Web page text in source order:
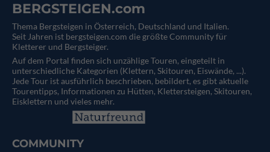
BERGSTEIGEN.com
Thema Bergsteigen in Österreich, Deutschland und Italien.
Seit Jahren ist bergsteigen.com die größte Community für
Kletterer und Bergsteiger.
Auf dem Portal finden sich unzählige Touren, eingeteilt in
unterschiedliche Kategorien (Klettern, Skitouren, Eiswände, ...).
Jede Tour ist ausführlich beschrieben, bebildert, es gibt aktuelle
Tourentipps, Informationen zu Hütten, Klettersteigen, Skitouren,
Eisklettern und vieles mehr.
COMMUNITY